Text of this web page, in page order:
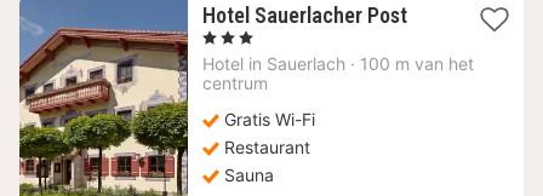
Hotel Sauerlacher Post1
vanaf
, 3 Sterren
Hotel in Sauerlach · 100 m van het
centrum
Gratis Wi-Fi
Restaurant
Sauna